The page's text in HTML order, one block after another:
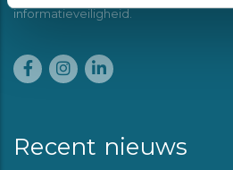
informatieveiligheid.
Recent nieuws